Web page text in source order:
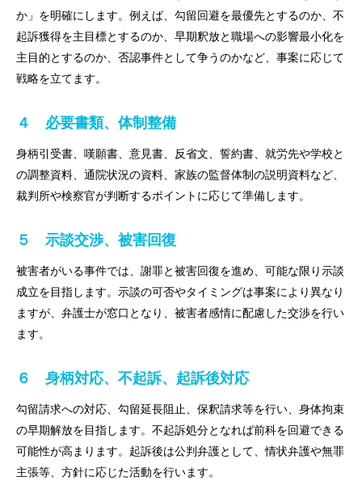
か」を明確にします。例えば、勾留回避を最優先とするのか、不
起訴獲得を主目標とするのか、早期釈放と職場への影響最小化を
主目的とするのか、否認事件として争うのかなど、事案に応じて
戦略を立てます。
４ 必要書類、体制整備
身柄引受書、嘆願書、意見書、反省文、誓約書、就労先や学校と
の調整資料、通院状況の資料、家族の監督体制の説明資料など、
裁判所や検察官が判断するポイントに応じて準備します。
５ 示談交渉、被害回復
被害者がいる事件では、謝罪と被害回復を進め、可能な限り示談
成立を目指します。示談の可否やタイミングは事案により異なり
ますが、弁護士が窓口となり、被害者感情に配慮した交渉を行い
ます。
６ 身柄対応、不起訴、起訴後対応
勾留請求への対応、勾留延長阻止、保釈請求等を行い、身体拘束
の早期解放を目指します。不起訴処分となれば前科を回避できる
可能性が高まります。起訴後は公判弁護として、情状弁護や無罪
主張等、方針に応じた活動を行います。